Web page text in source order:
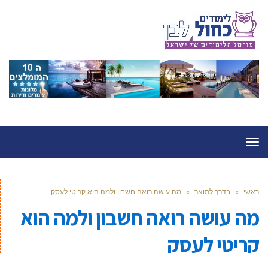
תפריט
ראשי » בדרך לתואר » מה עושה רואה חשבון ולמה הוא קריטי לעסק
מה עושה רואה חשבון ולמה הוא
קריטי לעסק